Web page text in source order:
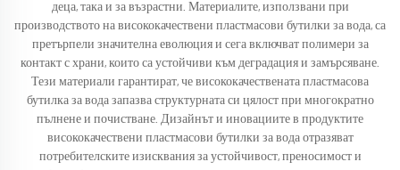
деца, така и за възрастни. Материалите, използвани при
производството на висококачествени пластмасови бутилки за вода, са
претърпели значителна еволюция и сега включват полимери за
контакт с храни, които са устойчиви към деградация и замърсяване.
Тези материали гарантират, че висококачествената пластмасова
бутилка за вода запазва структурната си цялост при многократно
пълнене и почистване. Дизайнът и иновациите в продуктите
висококачествени пластмасови бутилки за вода отразяват
потребителските изисквания за устойчивост, преносимост и